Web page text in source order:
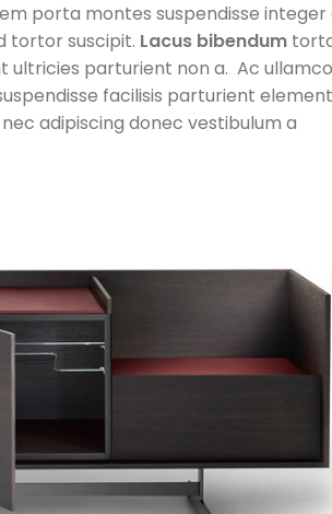
porta montes suspendisse integer
tortor suscipit. Lacus bibendum
ultricies parturient non a. Ac
facilisis parturient
adipiscing donec vestibulum a